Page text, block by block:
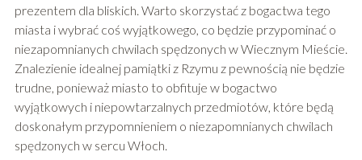
prezentem dla bliskich. Warto skorzystać z bogactwa tego
miasta i wybrać coś wyjątkowego, co będzie przypominać o
niezapomnianych chwilach spędzonych w Wiecznym Mieście.
Znalezienie idealnej pamiątki z Rzymu z pewnością nie będzie
trudne, ponieważ miasto to obfituje w bogactwo
wyjątkowych i niepowtarzalnych przedmiotów, które będą
doskonałym przypomnieniem o niezapomnianych chwilach
spędzonych w sercu Włoch.